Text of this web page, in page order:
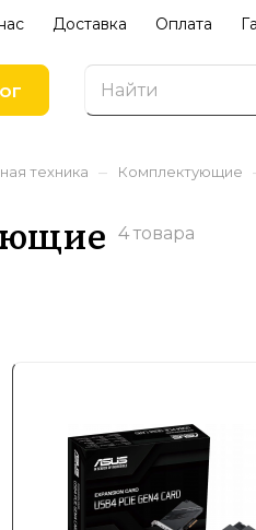
Доставка Оплата
техника – Комплектующие
4 товара